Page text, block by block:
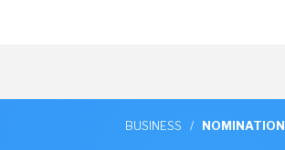
BUSINESS / NOMINATION